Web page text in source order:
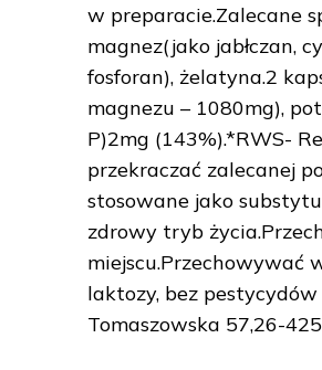
w preparacie.Zalecane
magnez(jako jabłczan,
fosforan), żelatyna.2
magnezu – 1080mg),
P)2mg (143%).*RWS-
przekraczać zalecanej
stosowane jako
zdrowy tryb
miejscu.Przechowywać
laktozy, bez
Tomaszowska 57,26-